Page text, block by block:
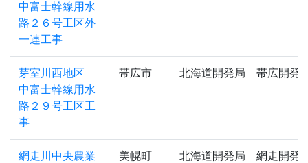
中富士幹線用水
路２６号工区外
一連工事
芽室川西地区
中富士幹線用水
路２９号工区工
事
帯広市 北海道開発局 帯広開発
網走川中央農業
美幌町 北海道開発局 網走開発